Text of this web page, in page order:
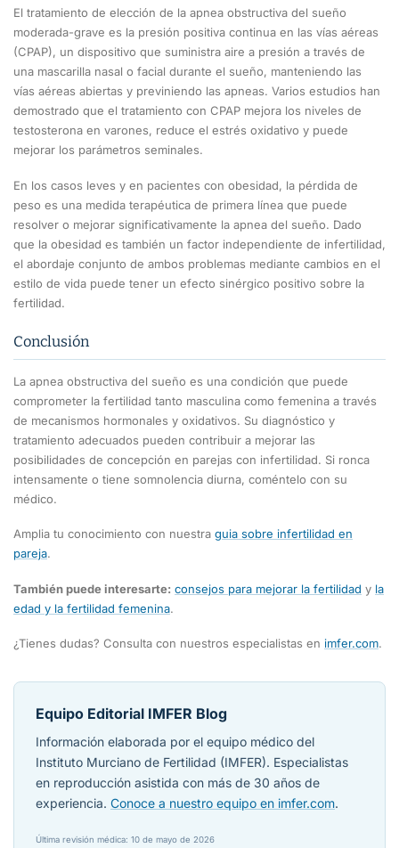
El tratamiento de elección de la apnea obstructiva del sueño
moderada-grave es la presión positiva continua en las vías aéreas
(CPAP), un dispositivo que suministra aire a presión a través de
una mascarilla nasal o facial durante el sueño, manteniendo las
vías aéreas abiertas y previniendo las apneas. Varios estudios han
demostrado que el tratamiento con CPAP mejora los niveles de
testosterona en varones, reduce el estrés oxidativo y puede
mejorar los parámetros seminales.
En los casos leves y en pacientes con obesidad, la pérdida de
peso es una medida terapéutica de primera línea que puede
resolver o mejorar significativamente la apnea del sueño. Dado
que la obesidad es también un factor independiente de infertilidad,
el abordaje conjunto de ambos problemas mediante cambios en el
estilo de vida puede tener un efecto sinérgico positivo sobre la
fertilidad.
Conclusión
La apnea obstructiva del sueño es una condición que puede
comprometer la fertilidad tanto masculina como femenina a través
de mecanismos hormonales y oxidativos. Su diagnóstico y
tratamiento adecuados pueden contribuir a mejorar las
posibilidades de concepción en parejas con infertilidad. Si ronca
intensamente o tiene somnolencia diurna, coméntelo con su
médico.
Amplia tu conocimiento con nuestra guia sobre infertilidad en
pareja.
También puede interesarte: consejos para mejorar la fertilidad y la
edad y la fertilidad femenina.
¿Tienes dudas? Consulta con nuestros especialistas en imfer.com.
Equipo Editorial IMFER Blog
Información elaborada por el equipo médico del
Instituto Murciano de Fertilidad (IMFER). Especialistas
en reproducción asistida con más de 30 años de
experiencia. Conoce a nuestro equipo en imfer.com.
Última revisión médica: 10 de mayo de 2026